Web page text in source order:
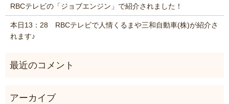
RBCテレビの「ジョブエンジン」で紹介されました！
本日13：28 RBCテレビで人情くるまや三和自動車(株)が紹介さ
れます♪